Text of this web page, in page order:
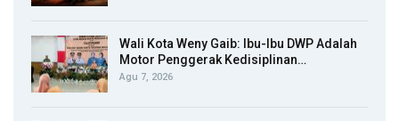
Wali Kota Weny Gaib: Ibu-Ibu DWP Adalah
Motor Penggerak Kedisiplinan…
Agu 7, 2026